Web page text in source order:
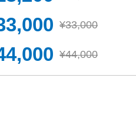
¥33,000
¥44,000